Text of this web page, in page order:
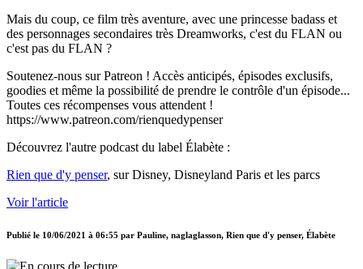
Mais du coup, ce film très aventure, avec une princesse badass et
des personnages secondaires très Dreamworks, c'est du FLAN ou
c'est pas du FLAN ?
Soutenez-nous sur Patreon ! Accès anticipés, épisodes exclusifs,
goodies et même la possibilité de prendre le contrôle d'un épisode...
Toutes ces récompenses vous attendent !
https://www.patreon.com/rienquedypenser
Découvrez l'autre podcast du label Élabète :
Rien que d'y penser, sur Disney, Disneyland Paris et les parcs
Voir l'article
Publié le 10/06/2021 à 06:55 par Pauline, naglaglasson, Rien que d'y penser, Élabète